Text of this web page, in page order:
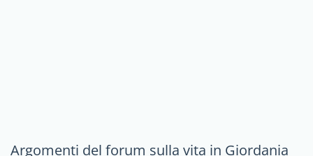
Argomenti del forum sulla vita in Giordania